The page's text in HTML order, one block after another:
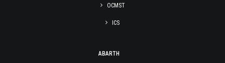
OCMST
ICS
ABARTH